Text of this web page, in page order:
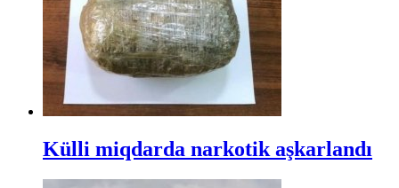
Külli miqdarda narkotik aşkarlandı